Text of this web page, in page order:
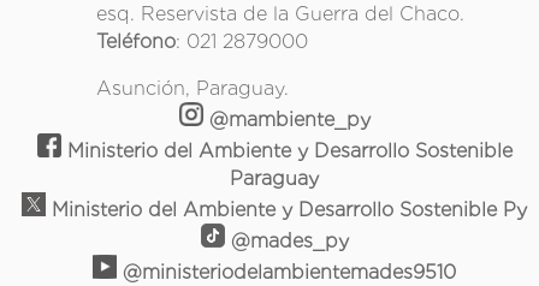
esq. Reservista de la Guerra del Chaco.
Teléfono: 021 2879000
Asunción, Paraguay.
@mambiente_py
Ministerio del Ambiente y Desarrollo Sostenible
Paraguay
Ministerio del Ambiente y Desarrollo Sostenible Py
@mades_py
@ministeriodelambientemades9510